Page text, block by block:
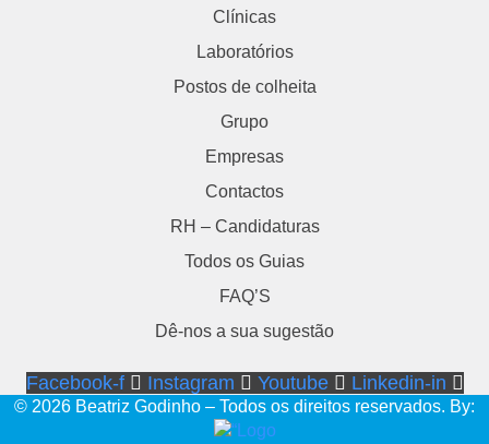
Clínicas
Laboratórios
Postos de colheita
Grupo
Empresas
Contactos
RH – Candidaturas
Todos os Guias
FAQ’S
Dê-nos a sua sugestão
Facebook-f Instagram Youtube Linkedin-in
© 2026 Beatriz Godinho – Todos os direitos reservados. By: